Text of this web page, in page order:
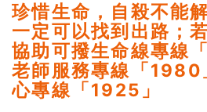
珍惜生命，自殺不能
一定可以找到出路；
協助可撥生命線專線
老師服務專線「1980
心專線「1925」